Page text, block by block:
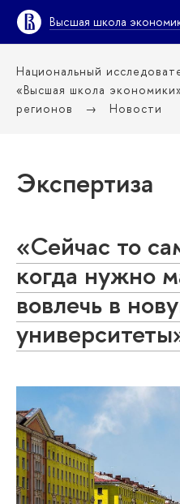
Высшая школа
Национальный
«Высшая школа
регионов
Новости
Экспертиза
«Сейчас то
когда нужно
вовлечь в